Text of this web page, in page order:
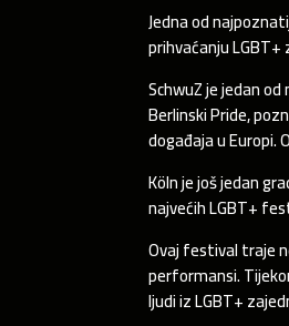
Jedna od
prihvaćanju
SchwuZ je jedan
Berlinski Pride,
događaja u Europi.
Köln je još jedan
najvećih LGBT+
Ovaj festival traje
performansi.
ljudi iz LGBT+